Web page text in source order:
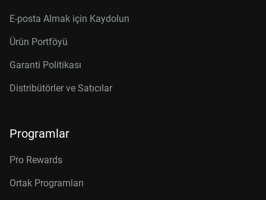
E-posta Almak için Kaydolun
Ürün Portföyü
Garanti Politikası
Distribütörler ve Satıcılar
Programlar
Pro Rewards
Ortak Programları